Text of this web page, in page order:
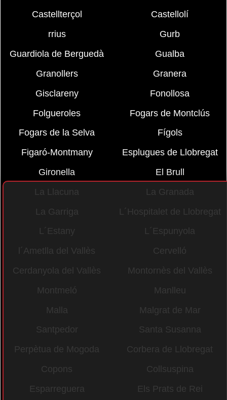
Castellterçol
Castellolí
rrius
Gurb
Guardiola de Berguedà
Gualba
Granollers
Granera
Gisclareny
Fonollosa
Folgueroles
Fogars de Montclús
Fogars de la Selva
Fígols
Figaró-Montmany
Esplugues de Llobregat
Gironella
El Brull
La Llacuna
La Granada
La Garriga
L´Hospitalet de Llobregat
L´Estany
L´Espunyola
l´Ametlla del Vallès
Cervelló
Cerdanyola del Vallès
Montornès del Vallès
Montmeló
Manlleu
Malla
Malgrat de Mar
Santpedor
Santa Susanna
Perpètua de Mogoda
Corbera de Llobregat
Copons
Collsuspina
Esparreguera
Els Prats de Rei